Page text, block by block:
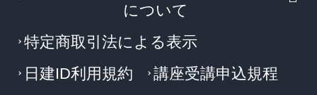
について
特定商取引法による表示
日建ID利用規約
講座受講申込規程